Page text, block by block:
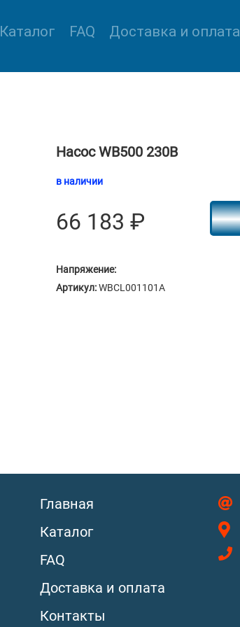
Каталог FAQ Доставка и оплата
Насос WB500 230В
в наличии
66 183 ₽
Напряжение:
Артикул:WBCL001101A
Главная
Каталог
FAQ
Доставка и оплата
Контакты